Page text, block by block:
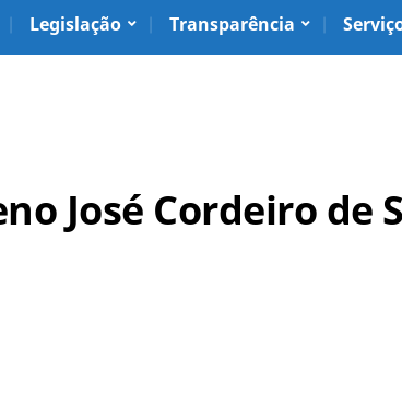
Legislação Transparência
José Cordeiro de